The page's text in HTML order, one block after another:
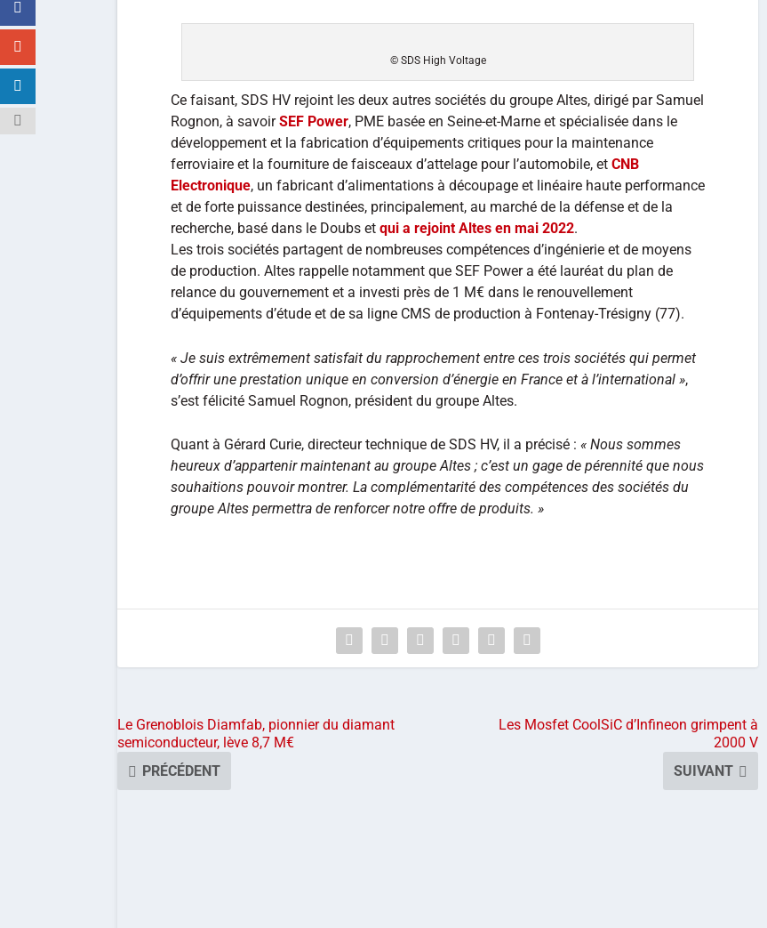
© SDS High Voltage
Ce faisant, SDS HV rejoint les deux autres sociétés du groupe Altes, dirigé par Samuel
Rognon, à savoirSEF Power, PME basée en Seine-et-Marne et spécialisée dans le
développement et la fabrication d’équipements critiques pour la maintenance
ferroviaire et la fourniture de faisceaux d’attelage pour l’automobile, et CNB
Electronique, un fabricant d’alimentations à découpage et linéaire haute performance
et de forte puissance destinées, principalement, au marché de la défense et de la
recherche, basé dans le Doubs et qui a rejoint Altes en mai 2022.
Les trois sociétés partagent de nombreuses compétences d’ingénierie et de moyens
de production. Altes rappelle notamment que SEF Power a été lauréat du plan de
relance du gouvernement et a investi près de 1 M€ dans le renouvellement
d’équipements d’étude et de sa ligne CMS de production à Fontenay-Trésigny (77).
« Je suis extrêmement satisfait du rapprochement entre ces trois sociétés qui permet
d’offrir une prestation unique en conversion d’énergie en France et à l’international »,
s’est félicité Samuel Rognon, président du groupe Altes.
Quant à Gérard Curie, directeur technique de SDS HV, il a précisé : « Nous sommes
heureux d’appartenir maintenant au groupe Altes ; c’est un gage de pérennité que nous
souhaitions pouvoir montrer. La complémentarité des compétences des sociétés du
groupe Altes permettra de renforcer notre offre de produits. »
Le Grenoblois Diamfab, pionnier du diamant
semiconducteur, lève 8,7 M€
PRÉCÉDENT
Les Mosfet CoolSiC d’Infineon grimpent à
2000 V
SUIVANT